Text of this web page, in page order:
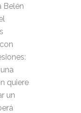
Belén
quiere
un